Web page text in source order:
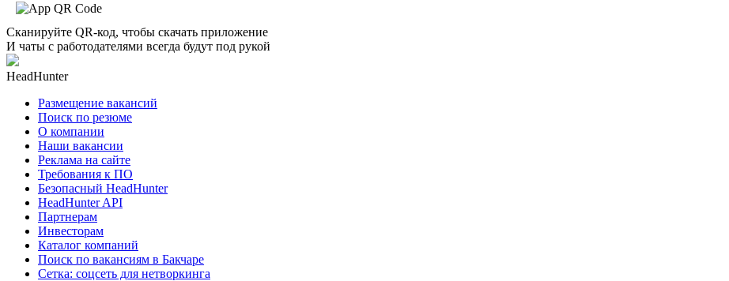
Сканируйте QR-код, чтобы скачать приложение
И чаты с работодателями всегда будут под рукой
HeadHunter
Размещение вакансий
Поиск по резюме
О компании
Наши вакансии
Реклама на сайте
Требования к ПО
Безопасный HeadHunter
HeadHunter API
Партнерам
Инвесторам
Каталог компаний
Поиск по вакансиям в Бакчаре
Сетка: соцсеть для нетворкинга